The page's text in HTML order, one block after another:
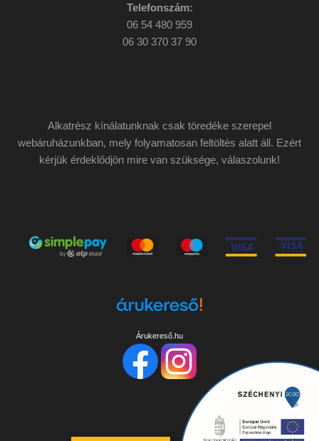
Telefonszám:
06 54 480 959
06 30 370 37 90
Alkatrész kínálatunknak csak töredéke szerepel
webáruházunkban, mely folyamatosan feltöltés alatt áll. Ezért
kérjük érdeklődjön mire van szüksége, válaszolunk!
Árukereső.hu